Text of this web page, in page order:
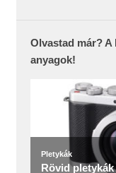
Olvastad már?
anyagok!